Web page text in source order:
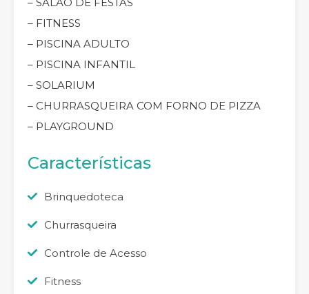
– FITNESS
– PISCINA ADULTO
– PISCINA INFANTIL
– SOLARIUM
– CHURRASQUEIRA COM FORNO DE PIZZA
– PLAYGROUND
Características
Brinquedoteca
Churrasqueira
Controle de Acesso
Fitness